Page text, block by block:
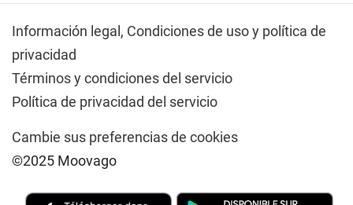
Información legal, Condiciones de uso y política de
privacidad
Términos y condiciones del servicio
Política de privacidad del servicio
Cambie sus preferencias de cookies
©2025 Moovago